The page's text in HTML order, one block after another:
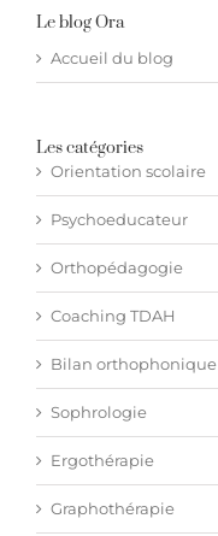
Le blog Ora
Accueil du blog
Les catégories
Orientation scolaire
Psychoeducateur
Orthopédagogie
Coaching TDAH
Bilan orthophonique
Sophrologie
Ergothérapie
Graphothérapie